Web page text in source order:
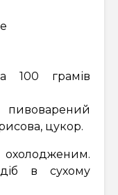
100 грамів
цукор.
в сухому